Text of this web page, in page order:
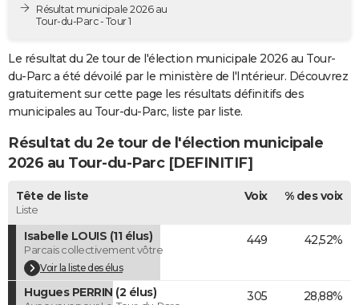
Destinations
City break
Voyage nature
Voyage de noces
Forum
PHOTO
GUIDES D'ACHAT
BONS PLANS
CARTE DE VOEUX
Carte de Noël
Carte Bonne année
Carte Saint-Valentin
Carte Pâques
Carte d'anniversaire
DICTIONNAIRE
COPAINS D'AVANT
S'inscrire
Se connecter
Lycées
Collèges
Primaires
Universités
Entreprises
Service militaire
Avis de recherche
AVIS DE DÉCÈS
FORUM
Résultat municipale 2026 au
Tour-du-Parc - Tour 1
Le résultat du 2e tour de l'élection municipale 2026 au Tour-
du-Parc a été dévoilé par le ministère de l'Intérieur. Découvrez
gratuitement sur cette page les résultats définitifs des
municipales au Tour-du-Parc, liste par liste.
Résultat du 2e tour de l'élection municipale
2026 au Tour-du-Parc [DEFINITIF]
Tête de liste
Liste
Voix % des voix
Isabelle LOUIS (11 élus)
Parcais collectivement vôtre
Voir la liste des élus
449 42,52%
Hugues PERRIN (2 élus) 305 28,88%